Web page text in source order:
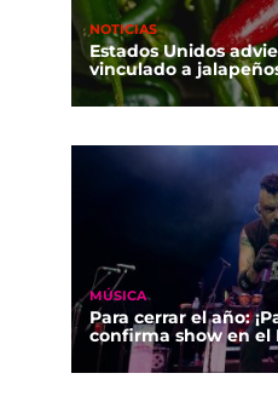
NOTICIAS
Estados Unidos
vinculado a
MÚSICA
Para cerrar el año:
confirma show en el